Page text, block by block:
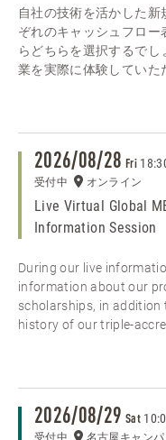
自社の技術を活かした
ぞれのキャッシュフロー
らどちらを選択するで
業を実際に体験していた
2026/08/28 Fri
受付中 オンライン
Live Virtual Global
Information Session
During our live
information about our
scholarships, in
history of our triple-
2026/08/29 Sat
受付中 名古屋キャン